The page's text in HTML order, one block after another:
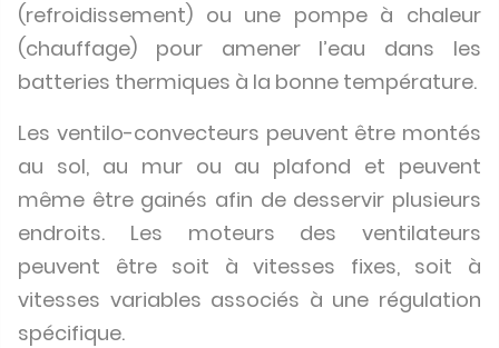
(refroidissement) ou une pompe à chaleur
(chauffage) pour amener l’eau dans les
batteries thermiques à la bonne température.
Les ventilo-convecteurs peuvent être montés
au sol, au mur ou au plafond et peuvent
même être gainés afin de desservir plusieurs
endroits. Les moteurs des ventilateurs
peuvent être soit à vitesses fixes, soit à
vitesses variables associés à une régulation
spécifique.